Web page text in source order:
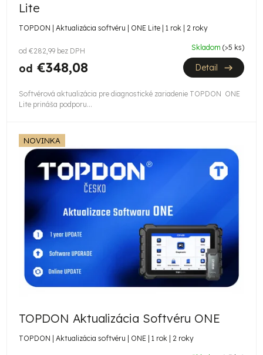
Lite
TOPDON | Aktualizácia softvéru | ONE Lite | 1 rok | 2 roky
od €282,99 bez DPH
od €348,08
Skladom (>5 ks)
Detail
Softvérová aktualizácia pre diagnostické zariadenie TOPDON ONE
Lite prináša podporu...
NOVINKA
TOPDON Aktualizácia Softvéru ONE
TOPDON | Aktualizácia softvéru | ONE | 1 rok | 2 roky